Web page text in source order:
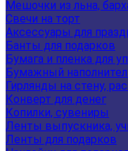
Мешочки из льна,
Свечи на торт
Аксессуары для
Банты для подарков
Бумага и пленка для
Бумажный
Гирлянды на стену,
Конверт для денег
Копилки, сувениры
Ленты выпускника,
Ленты для подарков